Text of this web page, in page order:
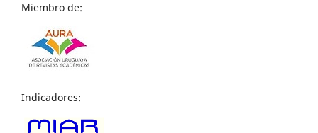
Miembro de:
Indicadores: